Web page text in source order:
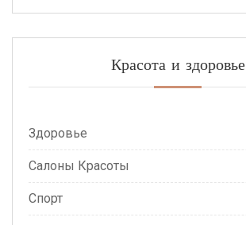
Красота и здоровье
Здоровье
Салоны Красоты
Спорт